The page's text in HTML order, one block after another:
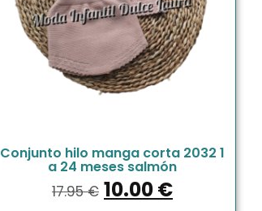
Conjunto hilo manga corta 2032 1
a 24 meses salmón
17.95€ 10.00€